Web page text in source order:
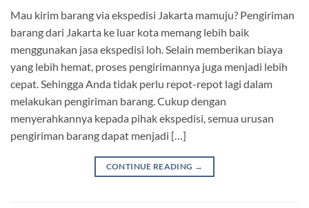
Mau kirim barang via ekspedisi Jakarta mamuju? Pengiriman
barang dari Jakarta ke luar kota memang lebih baik
menggunakan jasa ekspedisi loh. Selain memberikan biaya
yang lebih hemat, proses pengirimannya juga menjadi lebih
cepat. Sehingga Anda tidak perlu repot-repot lagi dalam
melakukan pengiriman barang. Cukup dengan
menyerahkannya kepada pihak ekspedisi, semua urusan
pengiriman barang dapat menjadi […]
CONTINUE READING →